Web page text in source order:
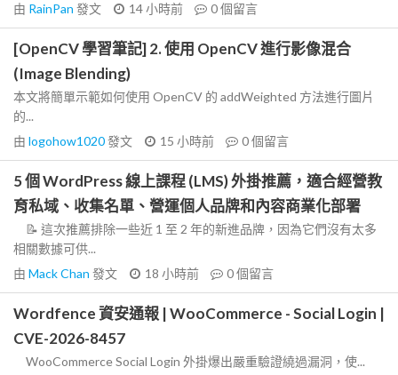
由 RainPan 發文 14 小時前 0個留言
[OpenCV 學習筆記] 2. 使用 OpenCV 進行影像混合
(Image Blending)
本文將簡單示範如何使用 OpenCV 的 addWeighted 方法進行圖片
的...
由 logohow1020發文 15 小時前 0個留言
5 個 WordPress 線上課程 (LMS) 外掛推薦，適合經營教
育私域、收集名單、營運個人品牌和內容商業化部署
📝 這次推薦排除一些近 1 至 2 年的新進品牌，因為它們沒有太多
相關數據可供...
由 Mack Chan 發文 18 小時前 0個留言
Wordfence 資安通報 | WooCommerce - Social Login |
CVE-2026-8457
WooCommerce Social Login 外掛爆出嚴重驗證繞過漏洞，使...